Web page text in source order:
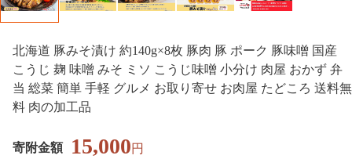
北海道 豚みそ漬け 約140g×8枚 豚肉 豚 ポーク 豚味噌 国産
こうじ 麹 味噌 みそ ミソ こうじ味噌 小分け 肉屋 おかず 弁
当 総菜 簡単 手軽 グルメ お取り寄せ お肉屋 たどころ 送料無
料 肉の加工品
寄附金額 15,000円